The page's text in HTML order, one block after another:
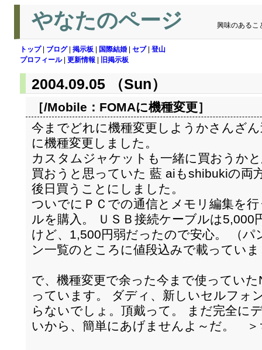
やなたのページ 興味のあるこ
トップ| ブログ| 掲示板 国際結婚 セブ| 登山
プロフィール| 更新情報 旧掲示板
2004.09.05 （Sun）
［/Mobile： FOMAに機種変更］
今までどれに機種変更しようかさんざ
に機種変更しました。
カスタムジャケットも一緒に買おうか
買おうと思っていた 藍 aiもshibukiの両
後日買うことにしました。
ついでにＰＣでの通信とメモリ編集を
ルを購入。 ＵＳＢ接続ケーブルは
けど、1,500円弱だったので安心。 （
ン一覧のところに値段込みで載ってい
で、機種変更で余った今まで使ってい
っています。 ダディ、新しいセルフォ
らないでしょ。頂戴って。 まだ完全に
いから、簡単にあげませんよ～だ。 ＞